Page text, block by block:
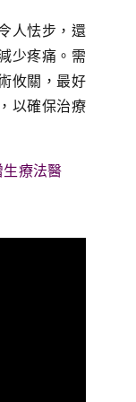
人怯步，還
少疼痛。需
攸關，最好
以確保治療
生療法醫